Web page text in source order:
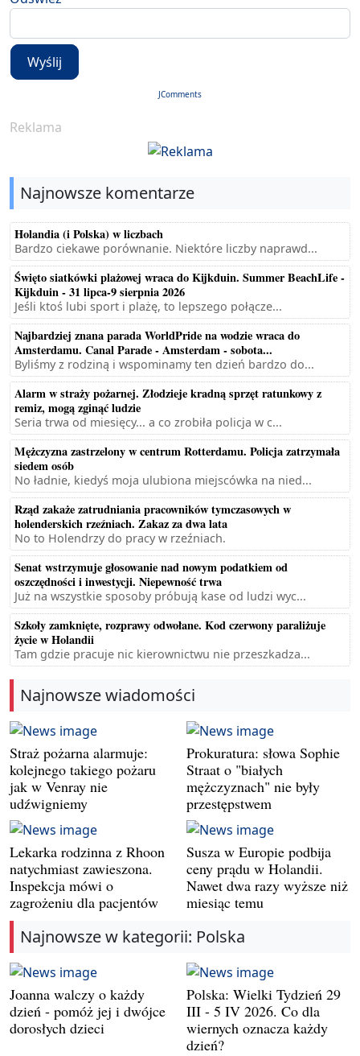
Wyślij
JComments
Reklama
Najnowsze komentarze
Holandia (i Polska) w liczbach
Bardzo ciekawe porównanie. Niektóre liczby naprawd...
Święto siatkówki plażowej wraca do Kijkduin. Summer BeachLife -
Kijkduin - 31 lipca-9 sierpnia 2026
Jeśli ktoś lubi sport i plażę, to lepszego połącze...
Najbardziej znana parada WorldPride na wodzie wraca do
Amsterdamu. Canal Parade - Amsterdam - sobota...
Byliśmy z rodziną i wspominamy ten dzień bardzo do...
Alarm w straży pożarnej. Złodzieje kradną sprzęt ratunkowy z
remiz, mogą zginąć ludzie
Seria trwa od miesięcy... a co zrobiła policja w c...
Mężczyzna zastrzelony w centrum Rotterdamu. Policja zatrzymała
siedem osób
No ładnie, kiedyś moja ulubiona miejscówka na nied...
Rząd zakaże zatrudniania pracowników tymczasowych w
holenderskich rzeźniach. Zakaz za dwa lata
No to Holendrzy do pracy w rzeźniach.
Senat wstrzymuje głosowanie nad nowym podatkiem od
oszczędności i inwestycji. Niepewność trwa
Już na wszystkie sposoby próbują kase od ludzi wyc...
Szkoły zamknięte, rozprawy odwołane. Kod czerwony paraliżuje
życie w Holandii
Tam gdzie pracuje nic kierownictwu nie przeszkadza...
Najnowsze wiadomości
Straż pożarna alarmuje:
kolejnego takiego pożaru
jak w Venray nie
udźwigniemy
Prokuratura: słowa Sophie
Straat o "białych
mężczyznach" nie były
przestępstwem
Lekarka rodzinna z Rhoon
natychmiast zawieszona.
Inspekcja mówi o
zagrożeniu dla pacjentów
Susza w Europie podbija
ceny prądu w Holandii.
Nawet dwa razy wyższe niż
miesiąc temu
Najnowsze w kategorii: Polska
Joanna walczy o każdy
dzień - pomóż jej i dwójce
dorosłych dzieci
Polska: Wielki Tydzień 29
III - 5 IV 2026. Co dla
wiernych oznacza każdy
dzień?